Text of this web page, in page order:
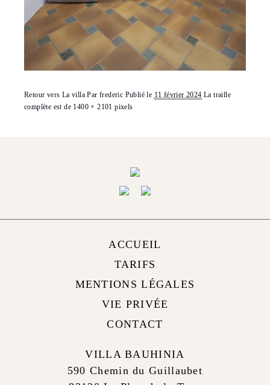
Retour vers La villa Parfrederic Publié le 11 février 2024 La traille
complète est de 1400 × 2101 pixels
ACCUEIL
TARIFS
MENTIONS LÉGALES
VIE PRIVÉE
CONTACT
VILLA BAUHINIA
590 Chemin du Guillaubet